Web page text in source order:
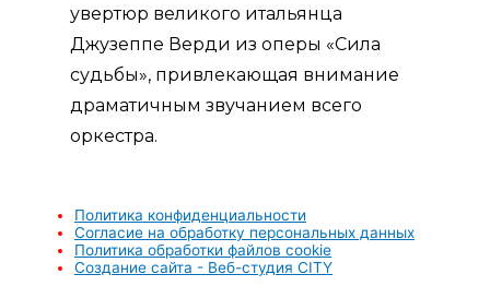
увертюр великого итальянца
Джузеппе Верди из оперы «Сила
судьбы», привлекающая внимание
драматичным звучанием всего
оркестра.
Политика конфиденциальности
Согласие на обработку персональных данных
Политика обработки файлов cookie
Создание сайта - Веб-студия CITY